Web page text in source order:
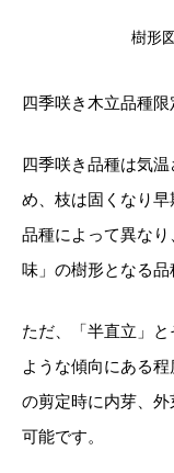
樹形
四季咲き木立品種限
四季咲き品種は気
め、枝は固くなり
品種によって異な
味」の樹形となる品
ただ、「半直立」
ような傾向にある
の剪定時に内芽、
可能です。